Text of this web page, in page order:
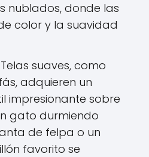
nublados, donde las
color y la suavidad
Telas suaves, como
adquieren un
impresionante sobre
gato durmiendo
de felpa o un
favorito se